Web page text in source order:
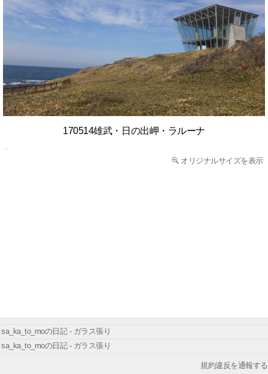
170514雄武・日の出岬・ラルーナ
オリジナルサイズを表示
sa_ka_to_moの日記 - ガラス張り
sa_ka_to_moの日記 - ガラス張り
規約違反を通報する